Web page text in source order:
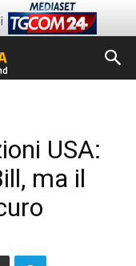
USA:
ma il